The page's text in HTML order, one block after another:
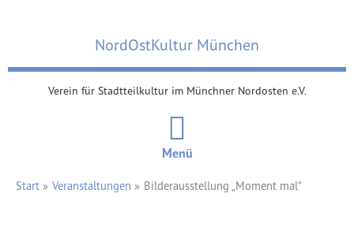
NordOstKultur München
Verein für Stadtteilkultur im Münchner Nordosten e.V.
Menü
Start Veranstaltungen Bilderausstellung „Moment mal“